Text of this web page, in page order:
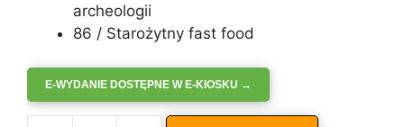
archeologii
86 / Starożytny fast food
E-WYDANIE DOSTĘPNE W E-KIOSKU →